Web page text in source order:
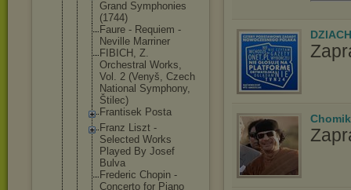
Grand Symphonies
(1744)
Faure - Requiem -
Neville Marriner
FIBICH, Z.
Orchestral Works,
Vol. 2 (Venyš, Czech
National Symphony,
Štilec)
Frantisek Posta
Franz Liszt -
Selected Works
Played By Josef
Bulva
Frederic Chopin -
Concerto for Piano